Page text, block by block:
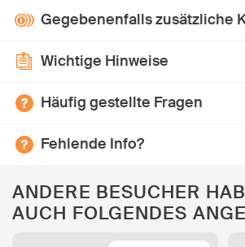
Gegebenenfalls zusätzliche
Wichtige Hinweise
Häufig gestellte Fragen
Fehlende Info?
ANDERE BESUCHER
AUCH FOLGENDES